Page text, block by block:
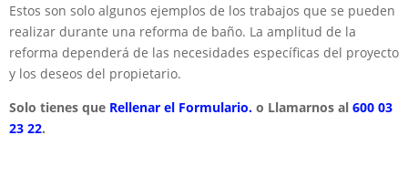
Estos son solo algunos ejemplos de los trabajos que se pueden
realizar durante una reforma de baño. La amplitud de la
reforma dependerá de las necesidades específicas del proyecto
y los deseos del propietario.
Solo tienes que Rellenar el Formulario. o Llamarnos al 600 03
23 22.